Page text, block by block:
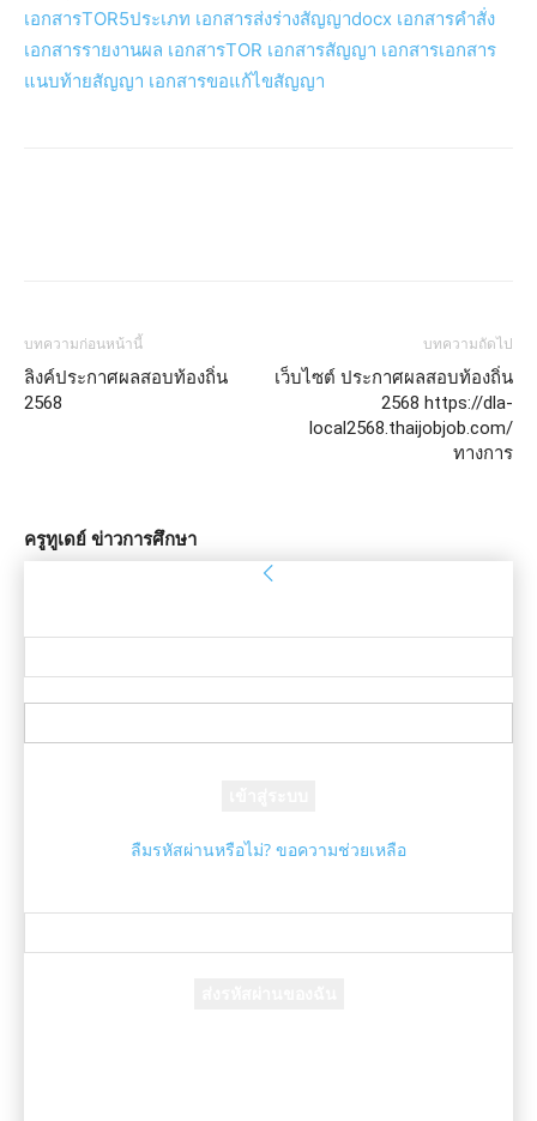
เอกสารTOR5ประเภท เอกสารส่งร่างสัญญาdocx เอกสารคำสั่ง
เอกสารรายงานผล เอกสารTOR เอกสารสัญญา เอกสารเอกสาร
แนบท้ายสัญญา เอกสารขอแก้ไขสัญญา
บทความก่อนหน้านี้
ลิงค์ประกาศผลสอบท้องถิ่น
2568
บทความถัดไป
เว็บไซต์ ประกาศผลสอบท้องถิ่น
2568 https://dla-
local2568.thaijobjob.com/
ทางการ
ครูทูเดย์ ข่าวการศึกษา
ลืมรหัสผ่านหรือไม่? ขอความช่วยเหลือ